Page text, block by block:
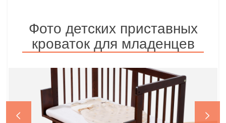
Фото детских приставных
кроваток для младенцев
< >